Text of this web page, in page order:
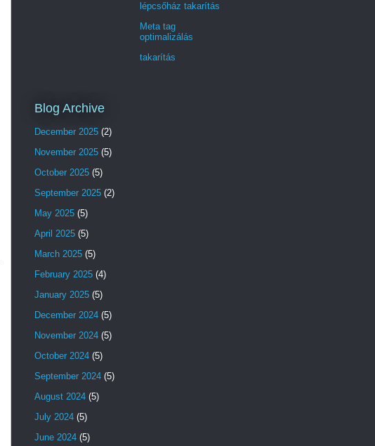
lépcsőház takarítás
Meta tag
optimalizálás
takarítás
Blog Archive
December 2025 (2)
November 2025 (5)
October 2025 (5)
September 2025 (2)
May 2025 (5)
April 2025 (5)
March 2025 (5)
February 2025 (4)
January 2025 (5)
December 2024 (5)
November 2024 (5)
October 2024 (5)
September 2024 (5)
August 2024 (5)
July 2024 (5)
June 2024 (5)